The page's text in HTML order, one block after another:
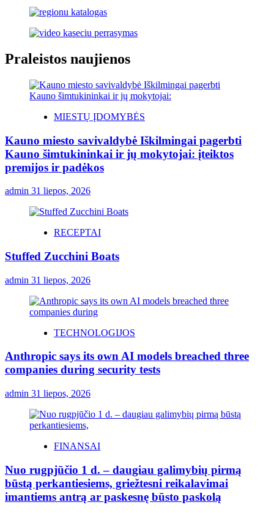
Praleistos naujienos
MIESTŲ ĮDOMYBĖS
Kauno miesto savivaldybė Iškilmingai pagerbti
Kauno šimtukininkai ir jų mokytojai: įteiktos
premijos ir padėkos
admin 31 liepos, 2026
RECEPTAI
Stuffed Zucchini Boats
admin 31 liepos, 2026
TECHNOLOGIJOS
Anthropic says its own AI models breached three
companies during security tests
admin 31 liepos, 2026
FINANSAI
Nuo rugpjūčio 1 d. – daugiau galimybių pirmą
būstą perkantiesiems, griežtesni reikalavimai
imantiems antrą ar paskesnę būsto paskolą